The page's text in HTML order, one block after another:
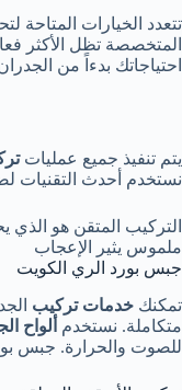
تتعدد الخيارات المتاحة
المتخصصة تظل الأكثر
احتياجاتك بدءاً من
يتم تنفيذ جميع عمليات
نستخدم أحدث التقنيات
التركيب المتقن هو
ملموس يثير الإعجاب
جبس بورد الري الكويت
تمكنك خدمات تركيب
متكاملة. نستخدم ألواح
للصوت والحرارة. جبس